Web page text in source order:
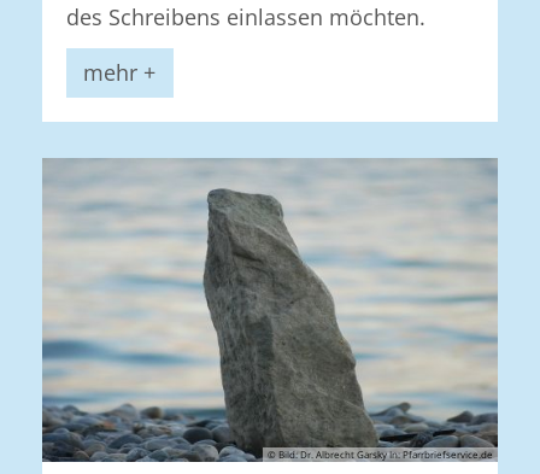
des Schreibens einlassen möchten.
mehr +
© Bild: Dr. Albrecht Garsky In: Pfarrbriefservice.de